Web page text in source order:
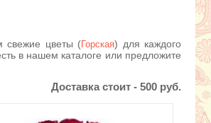
свежие цветы (Горская) для каждого
в нашем каталоге или предложите
Доставка стоит - 500 руб.